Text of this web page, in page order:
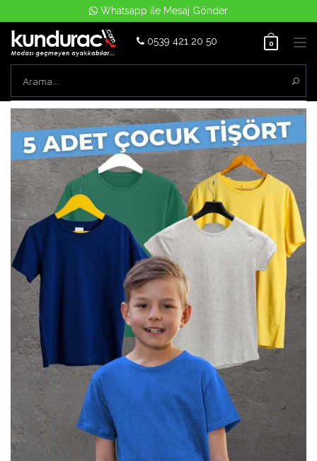
Whatsapp ile Mesaj Gönder
0539 421 20 50 0